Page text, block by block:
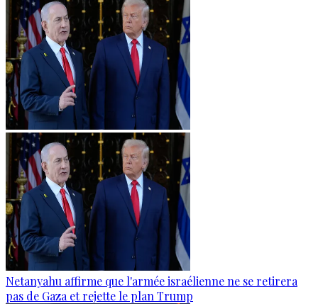
Netanyahu affirme que l'armée israélienne ne se retirera
pas de Gaza et rejette le plan Trump